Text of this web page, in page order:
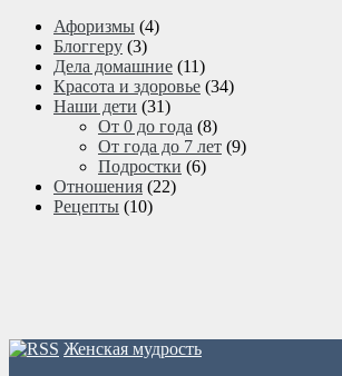
Афоризмы (4)
Блоггеру (3)
Дела домашние (11)
Красота и здоровье (34)
Наши дети (31)
От 0 до года (8)
От года до 7 лет (9)
Подростки (6)
Отношения (22)
Рецепты (10)
Женская мудрость